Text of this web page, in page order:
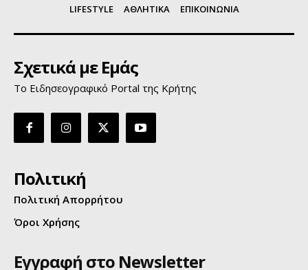
LIFESTYLE
ΑΘΛΗΤΙΚΑ ΕΠΙΚΟΙΝΩΝΙΑ
Σχετικά με Εμάς
Το Ειδησεογραφικό Portal της Κρήτης
Πολιτική
Πολιτική Απορρήτου
Όροι Χρήσης
Εγγραφή στο Newsletter